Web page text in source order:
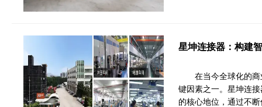
星坤连接器：构建
在当今全球化的
键因素之一。星坤连
的核心地位，通过不